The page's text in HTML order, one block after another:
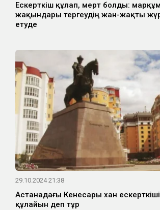
Ескерткіш құлап, мерт болды:
жақындары тергеудің жан-жақты
етуде
29.10.2024 21:38
Астанадағы Кенесары хан
құлайын деп тұр